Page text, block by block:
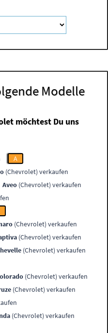
Modelle
möchtest Du uns
A
(Chevrolet) verkaufen
Aveo (Chevrolet) verkaufen
(Chevrolet) verkaufen
(Chevrolet) verkaufen
(Chevrolet) verkaufen
(Chevrolet) verkaufen
(Chevrolet) verkaufen
(Chevrolet) verkaufen